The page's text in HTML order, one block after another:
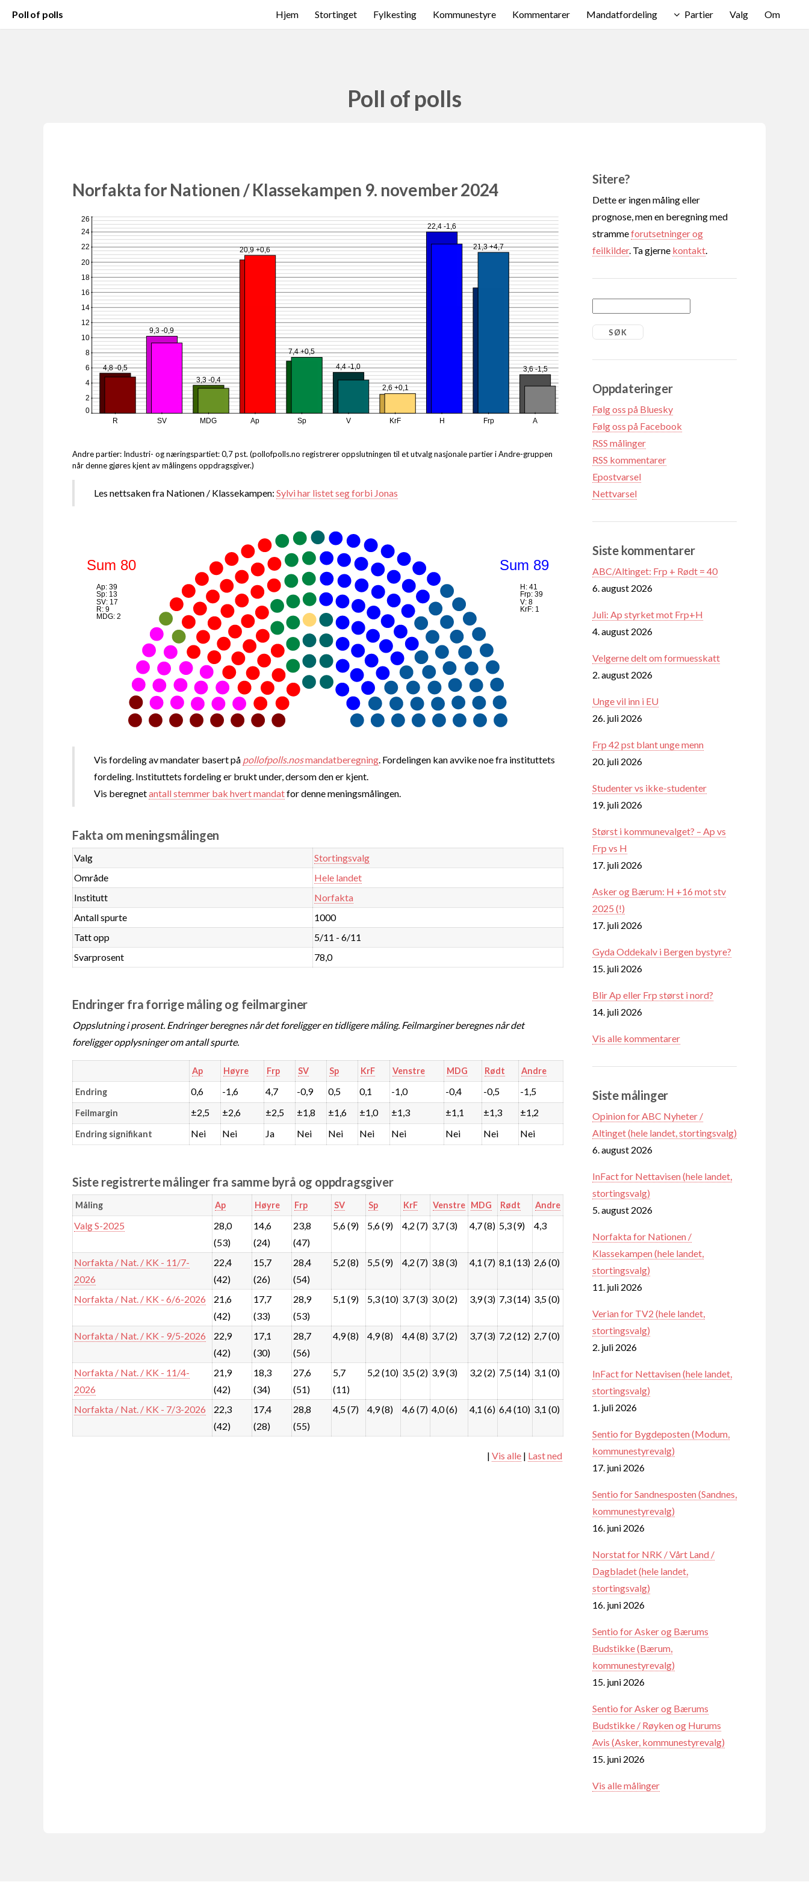
Poll of polls Hjem Stortinget Fylkesting Kommunestyre Kommentarer Mandatfordeling Partier Valg Om
Poll of polls
Norfakta for Nationen / Klassekampen 9. november 2024
4,8 -0,5
9,3 -0,9
3,3 -0,4
20,9 +0,6
7,4 +0,5
4,4 -1,0
2,6 +0,1
22,4 -1,6
21,3 +4,7
3,6 -1,5
R SV MDG Ap Sp V KrF H Frp A
0
2
4
6
8
10
12
14
16
18
20
22
24
26
Andre partier: Industri- og næringspartiet: 0,7 pst. (pollofpolls.no registrerer oppslutningen til et utvalg nasjonale partier i Andre-gruppen
når denne gjøres kjent av målingens oppdragsgiver.)
Les nettsaken fra Nationen / Klassekampen: Sylvi har listet seg forbi Jonas
Sum 80
Ap: 39
Sp: 13
SV: 17
R: 9
MDG: 2
Sum 89
H: 41
Frp: 39
V: 8
KrF: 1
Vis fordeling av mandater basert på pollofpolls.nosmandatberegning . Fordelingen kan avvike noe fra instituttets
fordeling. Instituttets fordeling er brukt under, dersom den er kjent.
Vis beregnetantall stemmer bak hvert mandatfor denne meningsmålingen.
Fakta om meningsmålingen
Valg
Stortingsvalg
Område
Hele landet
Institutt
Norfakta
Antall spurte
1000
Tatt opp
5/11 - 6/11
Svarprosent
78,0
Endringer fra forrige måling og feilmarginer
Oppslutning i prosent. Endringer beregnes når det foreligger en tidligere måling. Feilmarginer beregnes når det
foreligger opplysninger om antall spurte.
Ap Høyre Frp SV Sp KrF Venstre MDG Rødt Andre
Endring 0,6 -1,6 4,7 -0,9 0,5 0,1 -1,0 -0,4 -0,5 -1,5
Feilmargin ±2,5 ±2,6 ±2,5 ±1,8 ±1,6 ±1,0 ±1,3 ±1,1 ±1,3 ±1,2
Endring signifikant Nei Nei Ja Nei Nei Nei Nei Nei Nei Nei
Siste registrerte målinger fra samme byrå og oppdragsgiver
Måling Ap Høyre Frp SV Sp KrF Venstre MDG Rødt Andre
Valg S-2025
28,0
(53)
14,6
(24)
23,8
(47)
5,6 (9) 5,6 (9) 4,2 (7) 3,7 (3) 4,7 (8) 5,3 (9) 4,3
Norfakta / Nat. / KK - 11/7-
2026
22,4
(42)
15,7
(26)
28,4
(54)
5,2 (8) 5,5 (9) 4,2 (7) 3,8 (3) 4,1 (7) 8,1 (13) 2,6 (0)
Norfakta / Nat. / KK - 6/6-2026
21,6
(42)
17,7
(33)
28,9
(53)
5,1 (9) 5,3 (10) 3,7 (3) 3,0 (2) 3,9 (3) 7,3 (14) 3,5 (0)
Norfakta / Nat. / KK - 9/5-2026
22,9
(42)
17,1
(30)
28,7
(56)
4,9 (8) 4,9 (8) 4,4 (8) 3,7 (2) 3,7 (3) 7,2 (12) 2,7 (0)
Norfakta / Nat. / KK - 11/4-
2026
21,9
(42)
18,3
(34)
27,6
(51)
5,7
(11)
5,2 (10) 3,5 (2) 3,9 (3) 3,2 (2) 7,5 (14) 3,1 (0)
Norfakta / Nat. / KK - 7/3-2026
22,3
(42)
17,4
(28)
28,8
(55)
4,5 (7) 4,9 (8) 4,6 (7) 4,0 (6) 4,1 (6) 6,4 (10) 3,1 (0)
| Vis alle| Last ned
Sitere?
Dette er ingen måling eller
prognose, men en beregning med
strammeforutsetninger og
feilkilder. Ta gjerne kontakt
Oppdateringer
Følg oss på Bluesky
Følg oss på Facebook
RSS målinger
RSS kommentarer
Epostvarsel
Nettvarsel
Siste kommentarer
ABC/Altinget: Frp + Rødt = 40
6. august 2026
Juli: Ap styrket mot Frp+H
4. august 2026
Velgerne delt om formuesskatt
2. august 2026
Unge vil inn i EU
26. juli 2026
Frp 42 pst blant unge menn
20. juli 2026
Studenter vs ikke-studenter
19. juli 2026
Størst i kommunevalget? – Ap vs
Frp vs H
17. juli 2026
Asker og Bærum: H +16 mot stv
2025 (!)
17. juli 2026
Gyda Oddekalv i Bergen bystyre?
15. juli 2026
Blir Ap eller Frp størst i nord?
14. juli 2026
Vis alle kommentarer
Siste målinger
Opinion for ABC Nyheter /
Altinget (hele landet, stortingsvalg)
6. august 2026
InFact for Nettavisen (hele landet,
stortingsvalg)
5. august 2026
Norfakta for Nationen /
Klassekampen (hele landet,
stortingsvalg)
11. juli 2026
Verian for TV2 (hele landet,
stortingsvalg)
2. juli 2026
InFact for Nettavisen (hele landet,
stortingsvalg)
1. juli 2026
Sentio for Bygdeposten (Modum,
kommunestyrevalg)
17. juni 2026
Sentio for Sandnesposten (Sandnes,
kommunestyrevalg)
16. juni 2026
Norstat for NRK / Vårt Land /
Dagbladet (hele landet,
stortingsvalg)
16. juni 2026
Sentio for Asker og Bærums
Budstikke (Bærum,
kommunestyrevalg)
15. juni 2026
Sentio for Asker og Bærums
Budstikke / Røyken og Hurums
Avis (Asker, kommunestyrevalg)
15. juni 2026
Vis alle målinger